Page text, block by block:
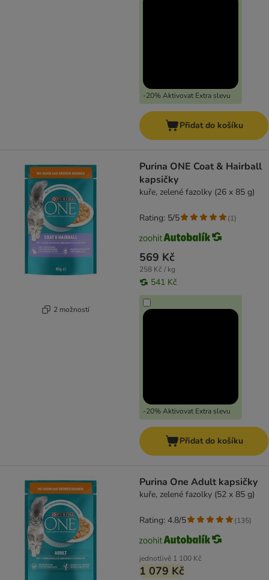
-20% Aktivovat Extra slevu
Přidat do košíku
2 možností
Purina ONE Coat & Hairball
kapsičky
kuře, zelené fazolky (26 x 85 g)
569 Kč
258 Kč / kg
541 Kč
-20% Aktivovat Extra slevu
Rating: 5/5 (1)
Přidat do košíku
Purina One Adult kapsičky
kuře, zelené fazolky (52 x 85 g)
jednotlivě 1 100 Kč
1 079 Kč
Rating: 4.8/5 (135)